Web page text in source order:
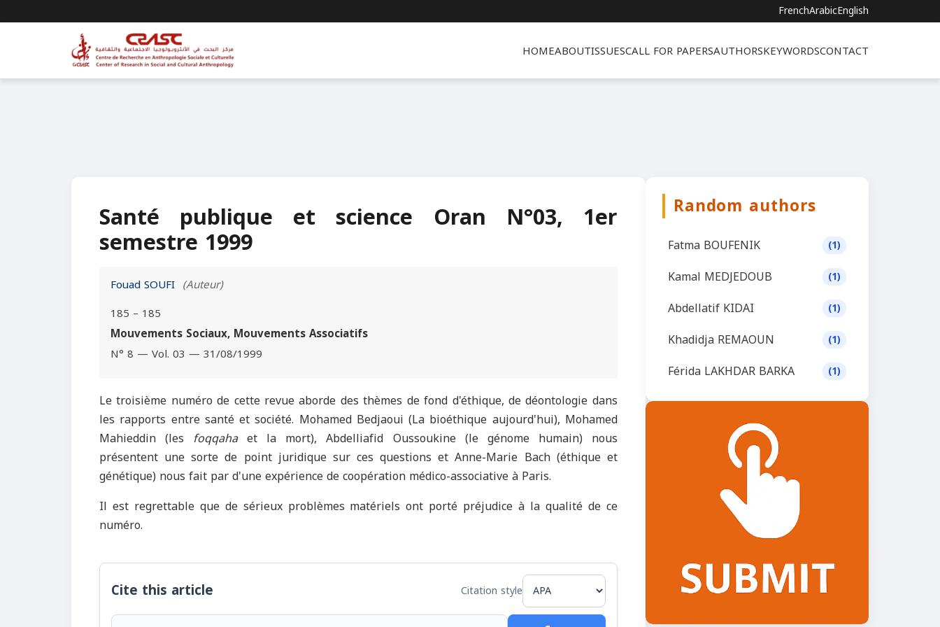
FrenchArabicEnglish
HOMEABOUTISSUESCALL FOR PAPERSAUTHORSKEYWORDSCONTACT
Santé publique et science Oran N°03, 1er
semestre 1999
Fouad SOUFI (Auteur)
185 – 185
Mouvements Sociaux, Mouvements Associatifs
N° 8 — Vol. 03 — 31/08/1999
Le troisième numéro de cette revue aborde des thèmes de fond d'éthique, de déontologie dans
les rapports entre santé et société. Mohamed Bedjaoui (La bioéthique aujourd'hui), Mohamed
Mahieddin (les foqqahaet la mort), Abdelliafid Oussoukine (le génome humain) nous
présentent une sorte de point juridique sur ces questions et Anne-Marie Bach (éthique et
génétique) nous fait par d'une expérience de coopération médico-associative à Paris.
Il est regrettable que de sérieux problèmes matériels ont porté préjudice à la qualité de ce
numéro.
Cite this article Citation style
Random authors
Fatma BOUFENIK (1)
Kamal MEDJEDOUB (1)
Abdellatif KIDAI (1)
Khadidja REMAOUN (1)
Férida LAKHDAR BARKA (1)